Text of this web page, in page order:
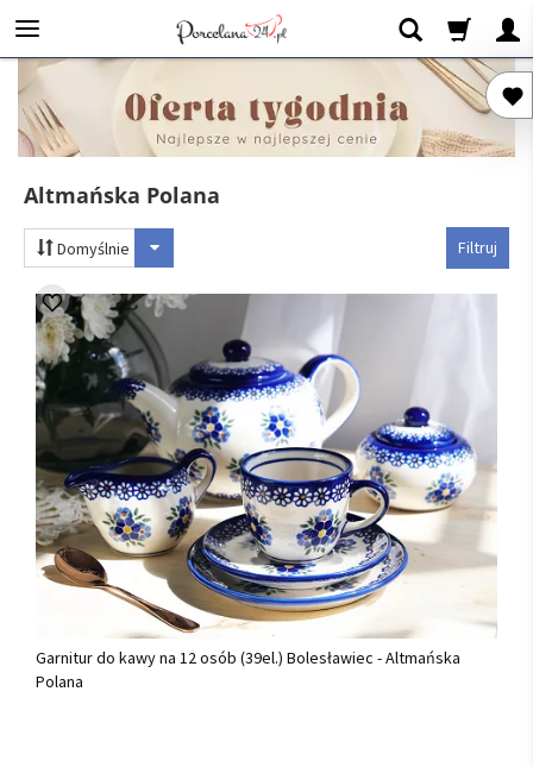
Altmańska Polana
Filtruj
Domyślnie
Garnitur do kawy na 12 osób (39el.) Bolesławiec - Altmańska
Polana